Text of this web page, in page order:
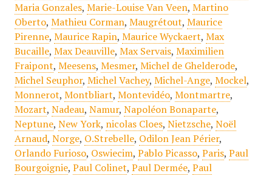
Maria Gonzales, Marie-Louise Van Veen, Martino
Oberto, Mathieu Corman, Maugrétout, Maurice
Pirenne, Maurice Rapin, Maurice Wyckaert, Max
Bucaille, Max Deauville, Max Servais, Maximilien
Fraipont, Meesens, Mesmer, Michel de Ghelderode,
Michel Seuphor, Michel Vachey, Michel-Ange, Mockel,
Monnerot, Montbliart, Montevidéo, Montmartre,
Mozart, Nadeau, Namur, Napoléon Bonaparte,
Neptune, New York, nicolas Cloes, Nietzsche, Noël
Arnaud, Norge, O.Strebelle, Odilon Jean Périer,
Orlando Furioso, Oswiecim, Pablo Picasso, Paris, Paul
Bourgoignie, Paul Colinet, Paul Dermée, Paul